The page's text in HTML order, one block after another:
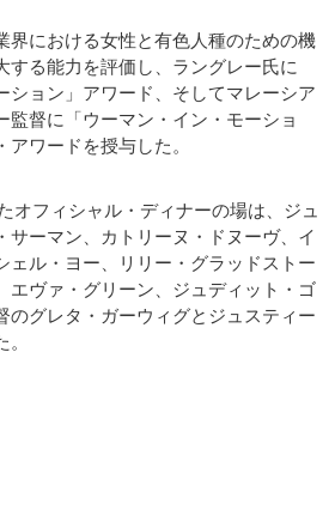
界における女性と有色人種のための機
する能力を評価し、ラングレー氏に
ション」アワード、そしてマレーシア
監督に「ウーマン・イン・モーショ
ワードを授与した。
オフィシャル・ディナーの場は、ジュ
サーマン、カトリーヌ・ドヌーヴ、イ
ェル・ヨー、リリー・グラッドストー
エヴァ・グリーン、ジュディット・ゴ
のグレタ・ガーウィグとジュスティー